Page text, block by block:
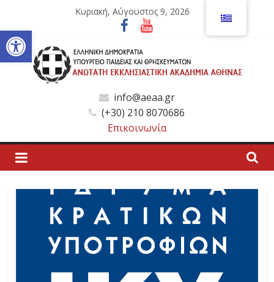
Ανοίξτε τη γραμμή εργαλείων
περιεχόμενο
Κυριακή, Αύγουστος 9, 2026
Ανώτατη
Εκκλησιαστική
Ακαδημία
Αθηνών
Εκκλησιαστική
Ακαδημία
info@aeaa.gr
(+30) 210 8070686
Επικοινωνία